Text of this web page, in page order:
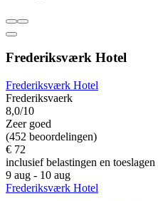
Frederiksværk Hotel
Frederiksværk Hotel
Frederiksvaerk
8,0/10
Zeer goed
(452 beoordelingen)
€ 72
inclusief belastingen en toeslagen
9 aug - 10 aug
Frederiksværk Hotel